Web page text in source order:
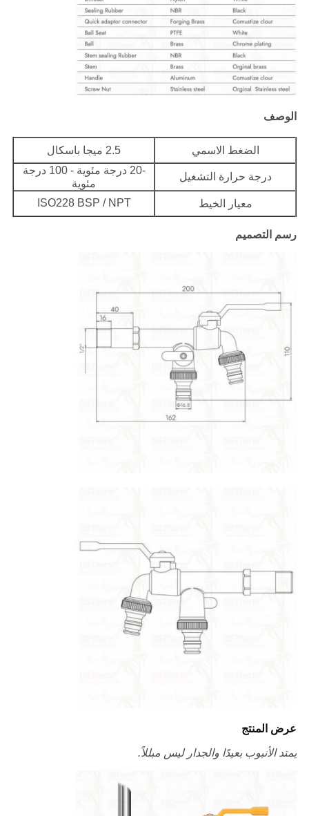
الوصف
الضغط الاسمي 2.5 ميجا باسكال
درجة حرارة التشغيل
-20 درجة مئوية - 100 درجة
مئوية
معيار الخيط
ISO228 BSP / NPT
رسم التصميم
عرض المنتج
يمتد الأنبوب بعيدًا والجدار ليس مبللاً.